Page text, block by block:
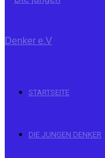
STARTSEITE
DIE JUNGEN DENKER